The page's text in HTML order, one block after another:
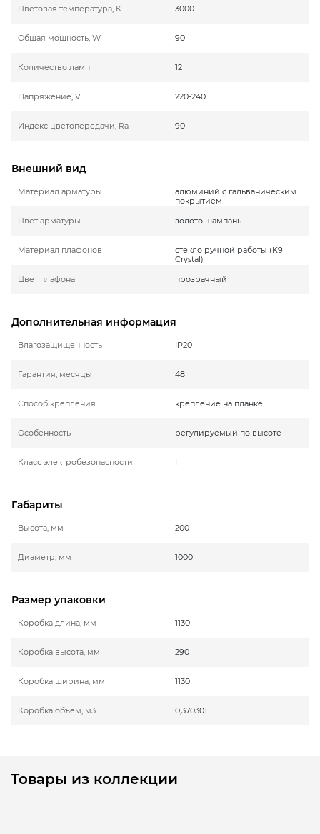
Цветовая температура, К 3000
Общая мощность, W 90
Количество ламп 12
Напряжение, V 220-240
Индекс цветопередачи, Ra 90
Внешний вид
Материал арматуры
алюминий с гальваническим
покрытием
Цвет арматуры
золото шампань
Материал плафонов
стекло ручной работы (K9
Crystal)
Цвет плафона
прозрачный
Дополнительная информация
Влагозащищенность IP20
Гарантия, месяцы 48
Способ крепления крепление на планке
Особенность регулируемый по высоте
Класс электробезопасности I
Габариты
Высота, мм 200
Диаметр, мм 1000
Размер упаковки
Коробка длина, мм 1130
Коробка высота, мм 290
Коробка ширина, мм 1130
Коробка объем, м3 0,370301
Товары из коллекции